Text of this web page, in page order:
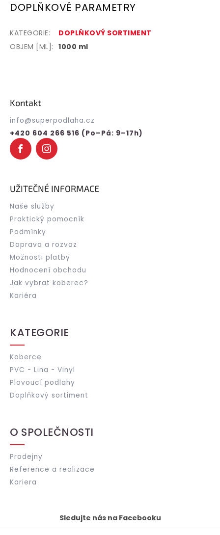
DOPLŇKOVÉ PARAMETRY
KATEGORIE:
DOPLŇKOVÝ SORTIMENT
OBJEM [ML]: 1000 ml
Kontakt
info@superpodlaha.cz
+420 604 266 516 (Po–Pá: 9–17h)
UŽITEČNÉ INFORMACE
Naše služby
Praktický pomocník
Podmínky
Doprava a rozvoz
Možnosti platby
Hodnocení obchodu
Jak vybrat koberec?
Kariéra
KATEGORIE
Koberce
PVC - Lina - Vinyl
Plovoucí podlahy
Doplňkový sortiment
O SPOLEČNOSTI
Prodejny
Reference a realizace
Kariera
Sledujte nás na Facebooku